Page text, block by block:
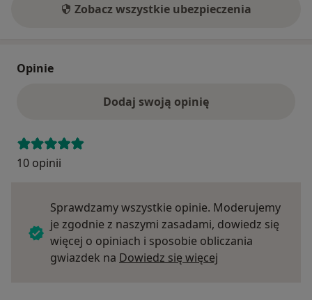
Zobacz wszystkie ubezpieczenia
Opinie
Dodaj swoją opinię
10 opinii
Sprawdzamy wszystkie opinie. Moderujemy
je zgodnie z naszymi zasadami, dowiedz się
więcej o opiniach i sposobie obliczania
gwiazdek na Dowiedz się więcej